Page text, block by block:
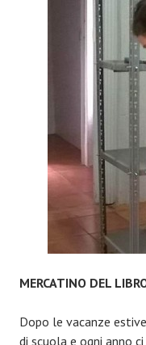
MERCATINO DEL
Dopo le vacanze
di scuola e ogni anno